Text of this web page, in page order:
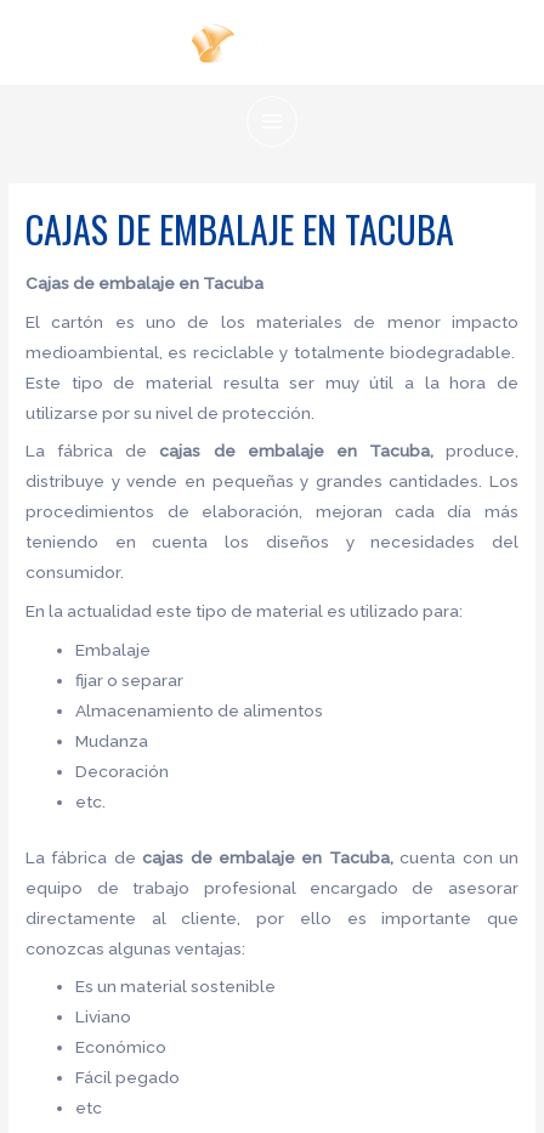
CAJAS DE EMBALAJE EN TACUBA
Cajas de embalaje en Tacuba
El cartón es uno de los materiales de menor impacto
medioambiental, es reciclable y totalmente biodegradable.
Este tipo de material resulta ser muy útil a la hora de
utilizarse por su nivel de protección.
La fábrica decajas de embalaje en Tacuba,produce,
distribuye y vende en pequeñas y grandes cantidades. Los
procedimientos de elaboración, mejoran cada día más
teniendo en cuenta los diseños y necesidades del
consumidor.
En la actualidad este tipo de material es utilizado para:
Embalaje
fijar o separar
Almacenamiento de alimentos
Mudanza
Decoración
etc.
La fábrica decajas de embalaje en Tacuba,cuenta con un
equipo de trabajo profesional encargado de asesorar
directamente al cliente, por ello es importante que
conozcas algunas ventajas:
Es un material sostenible
Liviano
Económico
Fácil pegado
etc